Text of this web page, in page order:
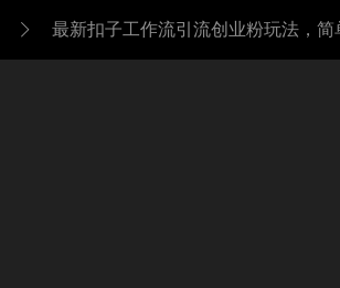
 最新扣子工作流引流创业粉玩法，简